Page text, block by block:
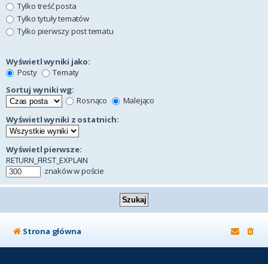
Tylko treść posta
Tylko tytuły tematów
Tylko pierwszy post tematu
Wyświetl wyniki jako:
Posty
Tematy
Sortuj wyniki wg:
Rosnąco
Malejąco
Wyświetl wyniki z ostatnich:
Wyświetl pierwsze:
RETURN_FIRST_EXPLAIN
znaków w poście
Strona główna